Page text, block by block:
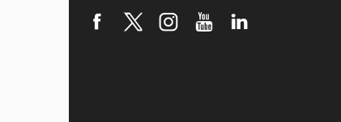
robótica FIRST 2026! (video)